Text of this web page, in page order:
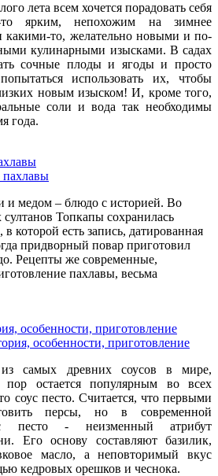
лета всем хочется порадовать себя
ярким, непохожим на зимнее
какими-то, желательно новыми и по-
кулинарными изысками. В садах
сочные плоды и ягоды и просто
использовать их, чтобы
новым изыском! И, кроме того,
соли и вода так необходимы
года.
и медом – блюдо с историей. Во
султанов Топкапы сохранилась
которой есть запись, датированная
придворный повар приготовил
Рецепты же современные,
пахлавы, весьма
особенности, приготовление
самых древних соусов в мире,
остается популярным во всех
соус песто. Считается, что первыми
персы, но в современной
песто - неизменный атрибут
Его основу составляют базилик,
масло, а неповторимый вкус
кедровых орешков и чеснока.